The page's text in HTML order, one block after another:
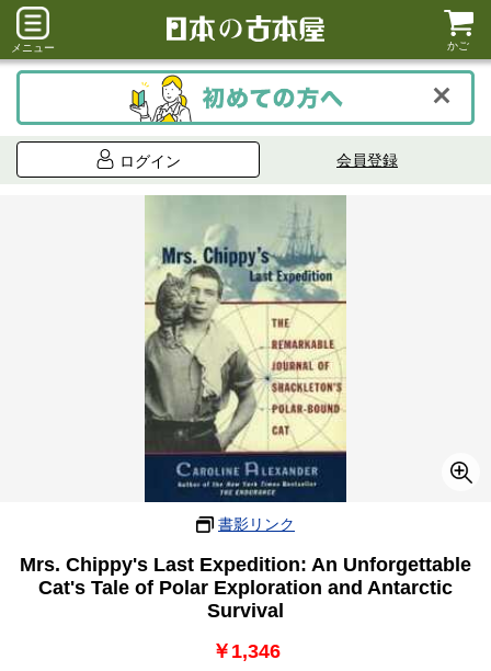
メニュー かご
ログイン 会員登録
書影リンク
Mrs. Chippy's Last Expedition: An Unforgettable
Cat's Tale of Polar Exploration and Antarctic
Survival
￥1,346